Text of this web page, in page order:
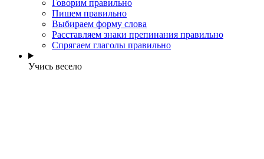
Говорим правильно
Пишем правильно
Выбираем форму слова
Расставляем знаки препинания правильно
Спрягаем глаголы правильно
Учись весело